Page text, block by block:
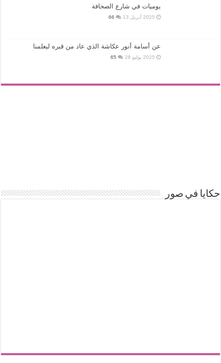
يوميات في شارع الصحافة
2025 أبريل 13 66
عن أسامة أنور عكاشة الذي عاد من قبره ليعلمنا
2025 يوليو 28 65
حكايا في صور